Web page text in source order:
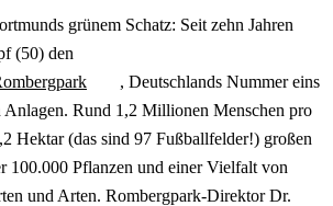
grünem Schatz: Seit zehn Jahren
(50) den
, Deutschlands Nummer eins
Anlagen. Rund 1,2 Millionen Menschen pro
Hektar (das sind 97 Fußballfelder!) großen
100.000 Pflanzen und einer Vielfalt von
und Arten. Rombergpark-Direktor Dr.